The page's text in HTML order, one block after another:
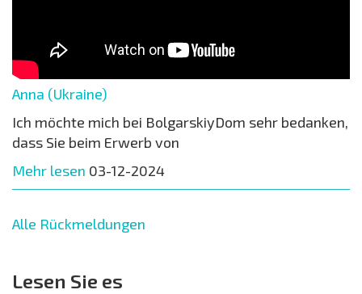
Anna (Ukraine)
Ich möchte mich bei BolgarskiyDom sehr bedanken,
dass Sie beim Erwerb von
Mehr lesen 03-12-2024
Alle Rückmeldungen
Lesen Sie es